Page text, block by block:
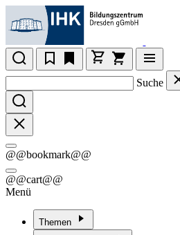
Suche
@@bookmark@@
@@cart@@
Menü
Themen